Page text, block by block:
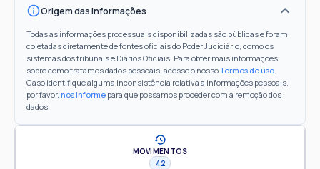
Origem das informações
Todas as informações processuais disponibilizadas são públicas e foram
coletadas diretamente de fontes oficiais do Poder Judiciário, como os
sistemas dos tribunais e Diários Oficiais. Para obter mais informações
sobre como tratamos dados pessoais, acesse o nossoTermos de uso.
Caso identifique alguma inconsistência relativa a informações pessoais,
por favor, nos informe para que possamos proceder com a remoção dos
dados.
MOVIMENTOS
42